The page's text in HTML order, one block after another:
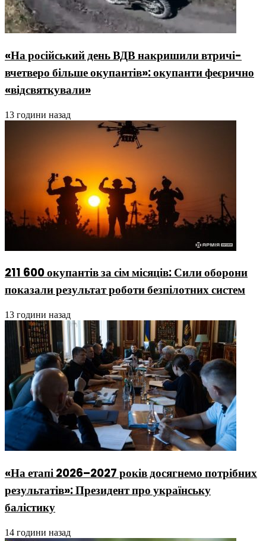
«На російський день ВДВ накришили втричі-
вчетверо більше окупантів»: окупанти феєрично
«відсвяткували»
13 години назад
211 600 окупантів за сім місяців: Сили оборони
показали результат роботи безпілотних систем
13 години назад
«На етапі 2026–2027 років досягнемо потрібних
результатів»: Президент про українську
балістику
14 години назад